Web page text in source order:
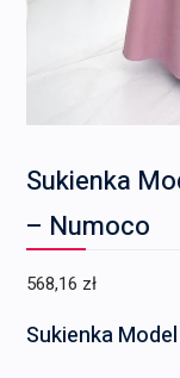
Sukienka
– Numoco
568,16 zł
Sukienka